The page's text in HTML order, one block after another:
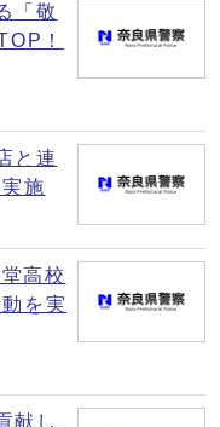
「敬
！
と連
施
高校
を実
献し